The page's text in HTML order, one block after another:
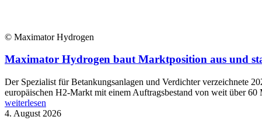
© Maximator Hydrogen
Maximator Hydrogen baut Marktposition aus und
Der Spezialist für Betankungsanlagen und Verdichter verzeichnete
europäischen H2-Markt mit einem Auftragsbestand von weit über
weiterlesen
4. August 2026